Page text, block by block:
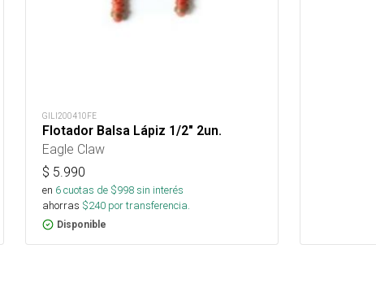
GILI200410FE
Flotador Balsa Lápiz 1/2" 2un.
Eagle Claw
$ 5.990
en 6cuotas de $998sin interés
ahorras $240 por transferencia.
Disponible